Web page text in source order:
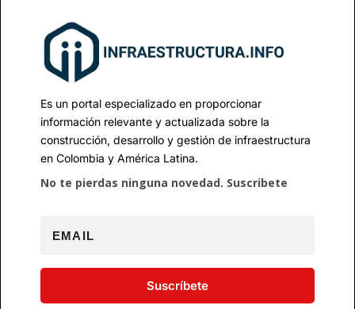
Es un portal especializado en proporcionar
información relevante y actualizada sobre la
construcción, desarrollo y gestión de infraestructura
en Colombia y América Latina.
No te pierdas ninguna novedad. Suscribete
Suscríbete